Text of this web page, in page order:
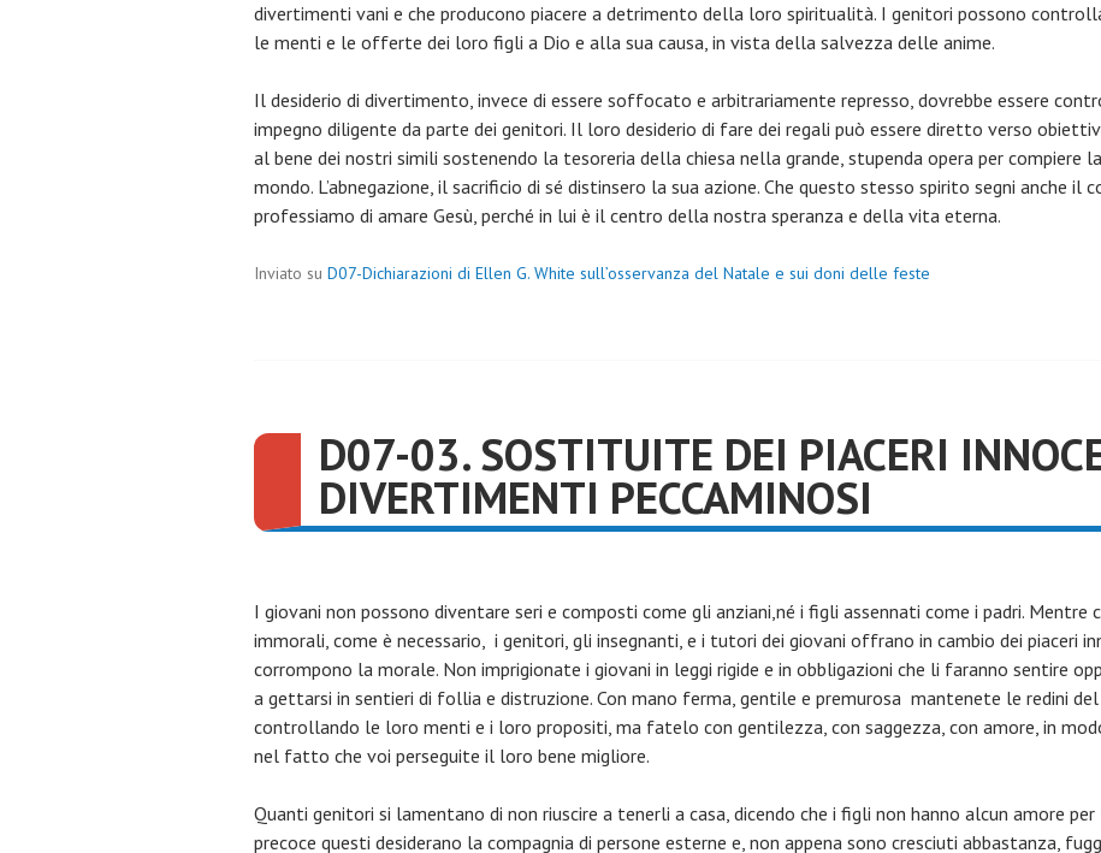
divertimenti vani e che producono piacere a detrimento della loro spiritualità. I genitori possono
le menti e le offerte dei loro figli a Dio e alla sua causa, in vista della salvezza delle anime.
Il desiderio di divertimento, invece di essere soffocato e arbitrariamente represso, dovrebbe essere
impegno diligente da parte dei genitori. Il loro desiderio di fare dei regali può essere diretto verso
al bene dei nostri simili sostenendo la tesoreria della chiesa nella grande, stupenda opera per compiere
mondo. L’abnegazione, il sacrificio di sé distinsero la sua azione. Che questo stesso spirito segni anche il
professiamo di amare Gesù, perché in lui è il centro della nostra speranza e della vita eterna.
Inviato suD07-Dichiarazioni di Ellen G. White sull’osservanza del Natale e sui doni delle feste
D07-03. SOSTITUITE DEI PIACERI
DIVERTIMENTI PECCAMINOSI
I giovani non possono diventare seri e composti come gli anziani,né i figli assennati come i padri. Mentre
immorali, come è necessario, i genitori, gli insegnanti, e i tutori dei giovani offrano in cambio dei piaceri
corrompono la morale. Non imprigionate i giovani in leggi rigide e in obbligazioni che li faranno sentire
a gettarsi in sentieri di follia e distruzione. Con mano ferma, gentile e premurosa mantenete le redini del
controllando le loro menti e i loro propositi, ma fatelo con gentilezza, con saggezza, con amore, in
nel fatto che voi perseguite il loro bene migliore.
Quanti genitori si lamentano di non riuscire a tenerli a casa, dicendo che i figli non hanno alcun amore
precoce questi desiderano la compagnia di persone esterne e, non appena sono cresciuti abbastanza,